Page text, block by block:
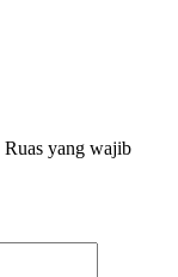
Ruas yang wajib